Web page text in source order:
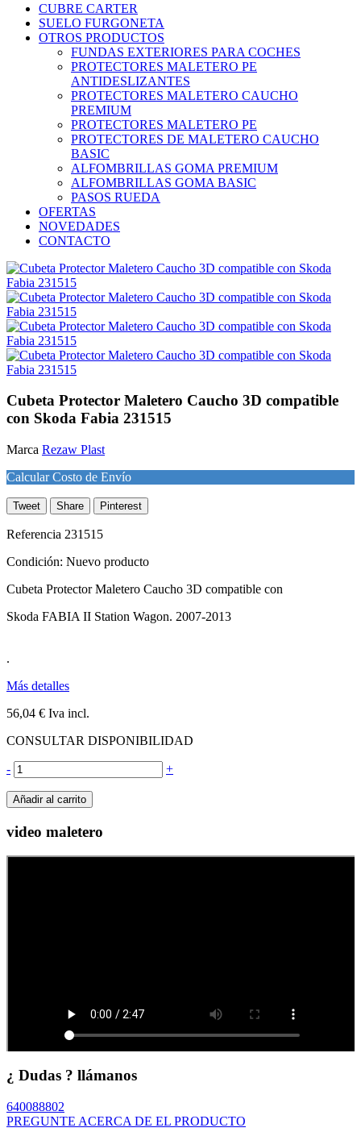
CUBRE CARTER
SUELO FURGONETA
OTROS PRODUCTOS
FUNDAS EXTERIORES PARA COCHES
PROTECTORES MALETERO PE
ANTIDESLIZANTES
PROTECTORES MALETERO CAUCHO
PREMIUM
PROTECTORES MALETERO PE
PROTECTORES DE MALETERO CAUCHO
BASIC
ALFOMBRILLAS GOMA PREMIUM
ALFOMBRILLAS GOMA BASIC
PASOS RUEDA
OFERTAS
NOVEDADES
CONTACTO
Cubeta Protector Maletero Caucho 3D compatible
con Skoda Fabia 231515
Marca Rezaw Plast
Calcular Costo de Envío
Tweet Share Pinterest
Referencia 231515
Condición: Nuevo producto
Cubeta Protector Maletero Caucho 3D compatible con
Skoda FABIA II Station Wagon. 2007-2013
.
Más detalles
56,04 € Iva incl.
CONSULTAR DISPONIBILIDAD
- +
Añadir al carrito
video maletero
¿ Dudas ? llámanos
640088802
PREGUNTE ACERCA DE EL PRODUCTO